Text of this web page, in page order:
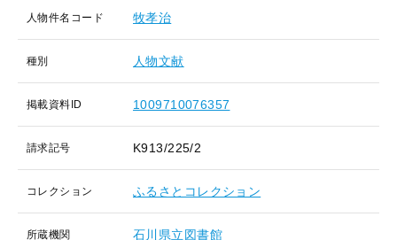
人物件名コード 牧孝治
種別 人物文献
掲載資料ID 1009710076357
請求記号 K913/225/2
コレクション ふるさとコレクション
所蔵機関 石川県立図書館